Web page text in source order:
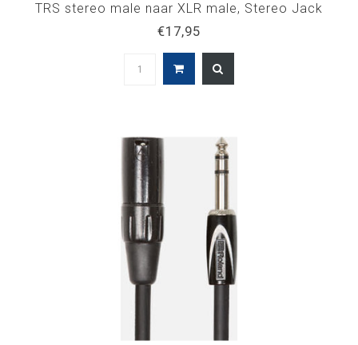
TRS stereo male naar XLR male, Stereo Jack
6.3mm - XLR male
€17,95